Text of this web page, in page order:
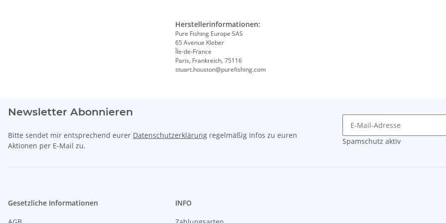
Herstellerinformationen:
Pure Fishing Europe SAS
65 Avenue Kleber
Île-de-France
Paris, Frankreich, 75116
stuart.houston@purefishing.com
Newsletter Abonnieren
Bitte sendet mir entsprechend eurer Datenschutzerklärung regelmäßig Infos zu euren
Aktionen per E-Mail zu.
Spamschutz aktiv
Gesetzliche Informationen INFO